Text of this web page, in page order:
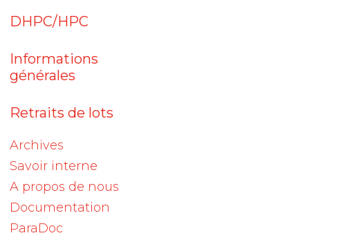
DHPC/HPC
Informations
générales
Retraits de lots
Archives
Savoir interne
A propos de nous
Documentation
ParaDoc
la
des